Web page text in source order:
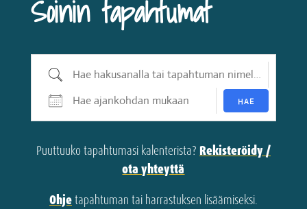
Soinin tapahtumat
Hae hakusanalla tai tapahtuman nimellä
Hae ajankohdan mukaan
HAE
Puuttuuko tapahtumasi kalenterista? Rekisteröidy /
ota yhteyttä
Ohjetapahtuman tai harrastuksen lisäämiseksi.